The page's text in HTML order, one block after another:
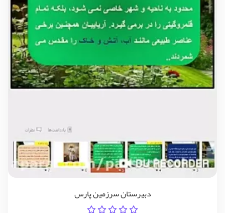
دبیرستان سرزمین پارس